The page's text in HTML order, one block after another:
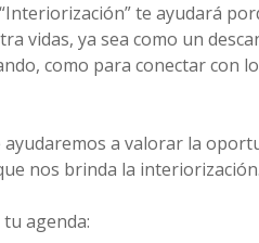
te ayudará
vidas, ya sea como un
como para conectar con
a valorar la
nos brinda la interiorización.
agenda: